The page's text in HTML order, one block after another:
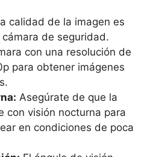
calidad de la imagen es
de seguridad.
con una resolución de
para obtener imágenes
Asegúrate de que la
con visión nocturna para
en condiciones de poca